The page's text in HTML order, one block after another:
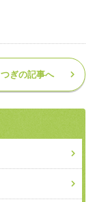
つぎの記事へ